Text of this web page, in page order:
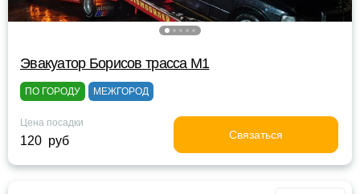
Эвакуатор Борисов трасса М1
ПО ГОРОДУ МЕЖГОРОД
Цена посадки
120 руб Связаться